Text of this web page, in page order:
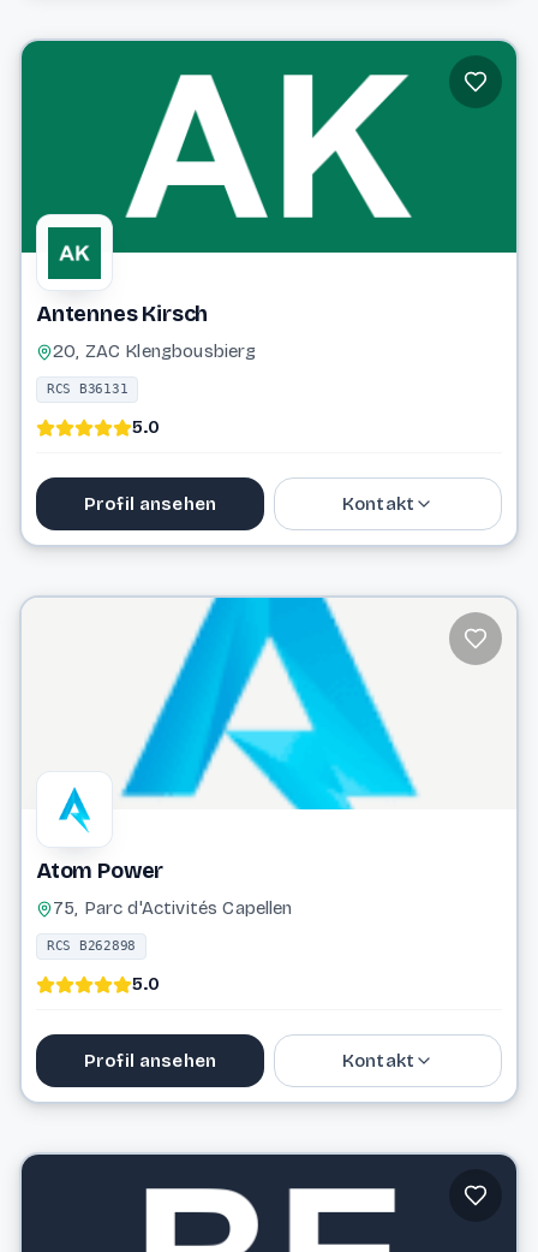
Antennes Kirsch
20, ZAC Klengbousbierg
RCS B36131
5.0
Profil ansehen Kontakt
Atom Power
75, Parc d'Activités Capellen
RCS B262898
5.0
Profil ansehen Kontakt